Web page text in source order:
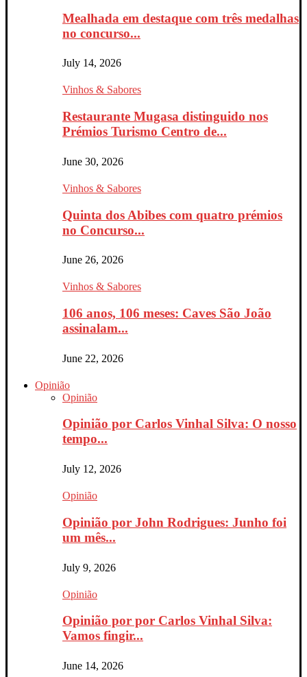
Mealhada em destaque com três medalhas
no concurso...
July 14, 2026
Vinhos & Sabores
Restaurante Mugasa distinguido nos
Prémios Turismo Centro de...
June 30, 2026
Vinhos & Sabores
Quinta dos Abibes com quatro prémios
no Concurso...
June 26, 2026
Vinhos & Sabores
106 anos, 106 meses: Caves São João
assinalam...
June 22, 2026
Opinião
Opinião
Opinião por Carlos Vinhal Silva: O nosso
tempo...
July 12, 2026
Opinião
Opinião por John Rodrigues: Junho foi
um mês...
July 9, 2026
Opinião
Opinião por por Carlos Vinhal Silva:
Vamos fingir...
June 14, 2026